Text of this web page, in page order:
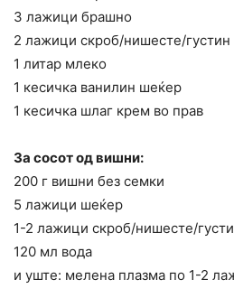
3 лажици брашно
2 лажици скроб/нишесте/густин
1 литар млеко
1 кесичка ванилин шеќер
1 кесичка шлаг крем во прав
За сосот од вишни:
200 г вишни без семки
5 лажици шеќер
1-2 лажици скроб/нишесте/
120 мл вода
и уште: мелена плазма по 1-2